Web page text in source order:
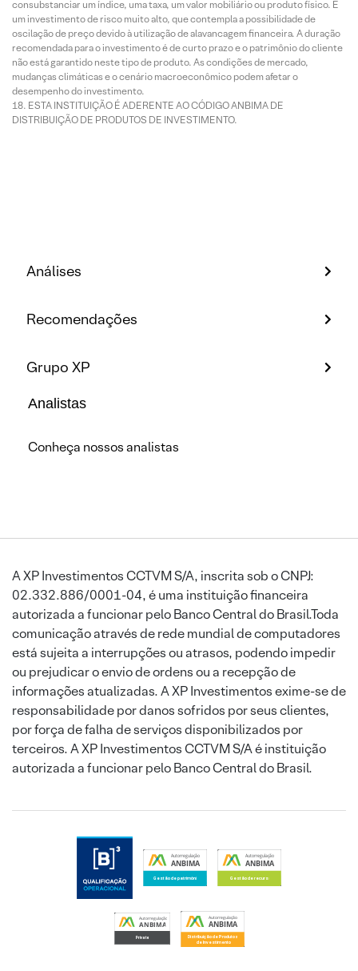
consubstanciar um índice, uma taxa, um valor mobiliário ou produto físico. É
um investimento de risco muito alto, que contempla a possibilidade de
oscilação de preço devido à utilização de alavancagem financeira. A duração
recomendada para o investimento é de curto prazo e o patrimônio do cliente
não está garantido neste tipo de produto. As condições de mercado,
mudanças climáticas e o cenário macroeconômico podem afetar o
desempenho do investimento.
ESTA INSTITUIÇÃO É ADERENTE AO CÓDIGO ANBIMA DE
DISTRIBUIÇÃO DE PRODUTOS DE INVESTIMENTO.
Análises
Recomendações
Grupo XP
Analistas
Conheça nossos analistas
A XP Investimentos CCTVM S/A, inscrita sob o CNPJ:
02.332.886/0001-04, é uma instituição financeira
autorizada a funcionar pelo Banco Central do Brasil.Toda
comunicação através de rede mundial de computadores
está sujeita a interrupções ou atrasos, podendo impedir
ou prejudicar o envio de ordens ou a recepção de
informações atualizadas. A XP Investimentos exime-se de
responsabilidade por danos sofridos por seus clientes,
por força de falha de serviços disponibilizados por
terceiros. A XP Investimentos CCTVM S/A é instituição
autorizada a funcionar pelo Banco Central do Brasil.